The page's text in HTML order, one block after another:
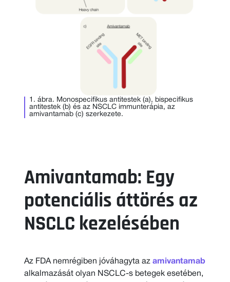
1. ábra. Monospecifikus antitestek (a), bispecifikus
antitestek (b) és az NSCLC immunterápia, az
amivantamab (c) szerkezete.
Amivantamab: Egy
potenciális áttörés az
NSCLC kezelésében
Az FDA nemrégiben jóváhagyta az amivantamab
alkalmazását olyan NSCLC-s betegek esetében,